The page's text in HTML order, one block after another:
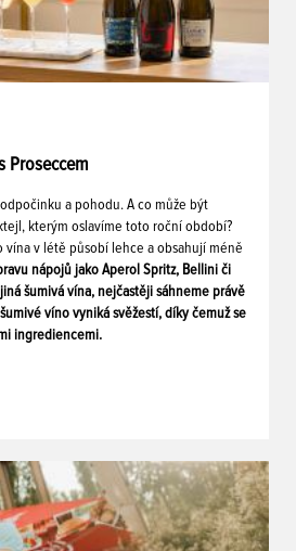
Proseccem
a pohodu. A co může být
kterým oslavíme toto roční období?
vína v létě působí lehce a obsahují méně
nápojů jako Aperol Spritz, Bellini či
šumivá vína, nejčastěji sáhneme právě
víno vyniká svěžestí, díky čemuž se
ingrediencemi.